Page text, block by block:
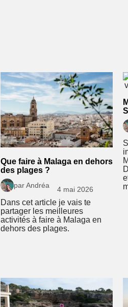
Que faire à Malaga en dehors
des plages ?
par Andréa
4 mai 2026
Dans cet article je vais te
partager les meilleures
activités à faire à Malaga en
dehors des plages.